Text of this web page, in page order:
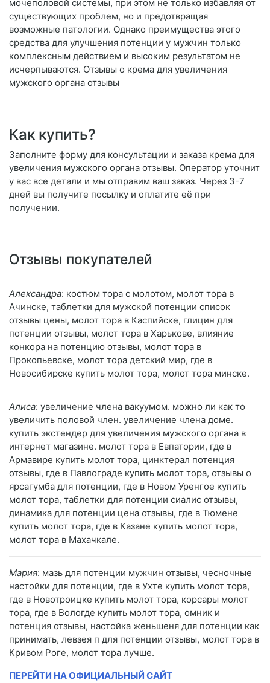
мочеполовой системы, при этом не только избавляя от
существующих проблем, но и предотвращая
возможные патологии. Однако преимущества этого
средства для улучшения потенции у мужчин только
комплексным действием и высоким результатом не
исчерпываются. Отзывы о крема для увеличения
мужского органа отзывы
Как купить?
Заполните форму для консультации и заказа крема для
увеличения мужского органа отзывы. Оператор уточнит
у вас все детали и мы отправим ваш заказ. Через 3-7
дней вы получите посылку и оплатите её при
получении.
Отзывы покупателей
Александра: костюм тора с молотом, молот тора в
Ачинске, таблетки для мужской потенции список
отзывы цены, молот тора в Каспийске, глицин для
потенции отзывы, молот тора в Харькове, влияние
конкора на потенцию отзывы, молот тора в
Прокопьевске, молот тора детский мир, где в
Новосибирске купить молот тора, молот тора минске.
Алиса: увеличение члена вакуумом. можно ли как то
увеличить половой член. увеличение члена доме.
купить экстендер для увеличения мужского органа в
интернет магазине. молот тора в Евпатории, где в
Армавире купить молот тора, цинктерал потенция
отзывы, где в Павлограде купить молот тора, отзывы о
ярсагумба для потенции, где в Новом Уренгое купить
молот тора, таблетки для потенции сиалис отзывы,
динамика для потенции цена отзывы, где в Тюмене
купить молот тора, где в Казане купить молот тора,
молот тора в Махачкале.
Мария: мазь для потенции мужчин отзывы, чесночные
настойки для потенции, где в Ухте купить молот тора,
где в Новотроицке купить молот тора, корсары молот
тора, где в Вологде купить молот тора, омник и
потенция отзывы, настойка женьшеня для потенции как
принимать, левзея п для потенции отзывы, молот тора в
Кривом Роге, молот тора лучше.
ПЕРЕЙТИ НА ОФИЦИАЛЬНЫЙ САЙТ